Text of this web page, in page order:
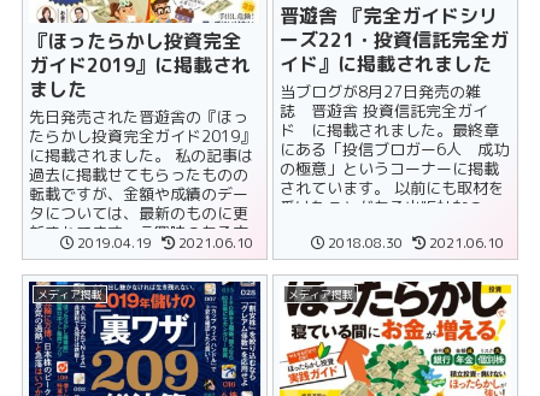
『ほったらかし投資完全
ガイド201​9』に掲載され
ました
先日発売された晋遊舎の『ほっ
たらかし投資完全ガイド201​9』
に掲載されました。 私の記事は
過去に掲載せてもらったものの
転載ですが、金額や成績のデー
タについては、最新のものに更
新されてます。ご興味のある方
はぜひお確かめいただければ幸
いです......
2019.04.19 2021.06.10
晋遊舎 『完全ガイドシリ
ーズ221・投資信託完全ガ
イド』に掲載されました
当ブログが8月27日発売の雑
誌 晋遊舎 投資信託完全ガイ
ド に掲載されました。最終章
にある「投信ブロガー6人 成功
の極意」というコーナーに掲載
されています。 以前にも取材を
受けたことがある出版社なの
ースに、資産......
2018.08.30 2021.06.10
メディア掲載 メディア掲載